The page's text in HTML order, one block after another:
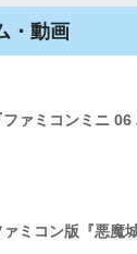
・動画
ファミコンミニ 06
ァミコン版『悪魔